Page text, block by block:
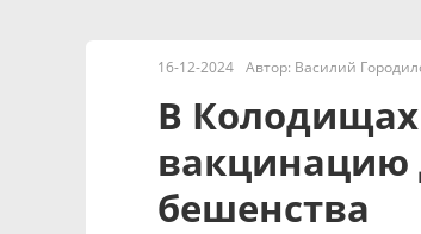
16-12-2024 Автор: Василий
В
бешенства